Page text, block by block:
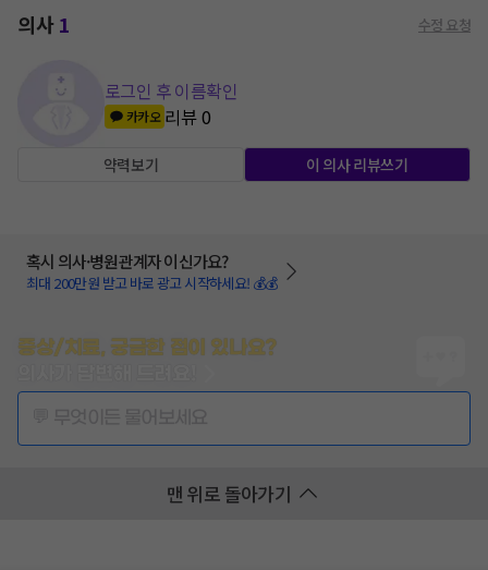
의사1 수정 요청
로그인 후 이름확인
카카오 리뷰0
약력보기 이 의사 리뷰쓰기
혹시 의사·병원관계자 이신가요?
최대 200만원 받고 바로 광고 시작하세요! 💰💰
증상/치료, 궁금한 점이 있나요?
맨 위로 돌아가기